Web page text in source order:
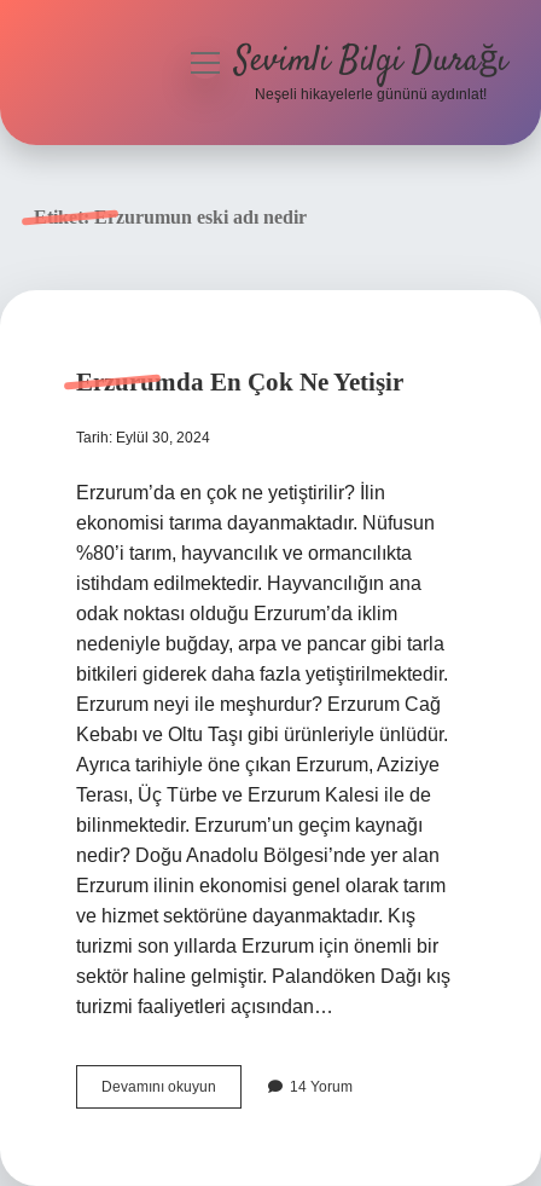
menüyüSevimli Bilgi Durağı
Neşeli hikayelerle gününü aydınlat!
Etiket:Erzurumun eski adı nedir
Erzurumda En Çok Ne Yetişir
Tarih: Eylül 30, 2024
Erzurum’da en çok ne yetiştirilir? İlin
ekonomisi tarıma dayanmaktadır. Nüfusun
%80’i tarım, hayvancılık ve ormancılıkta
istihdam edilmektedir. Hayvancılığın ana
odak noktası olduğu Erzurum’da iklim
nedeniyle buğday, arpa ve pancar gibi tarla
bitkileri giderek daha fazla yetiştirilmektedir.
Erzurum neyi ile meşhurdur? Erzurum Cağ
Kebabı ve Oltu Taşı gibi ürünleriyle ünlüdür.
Ayrıca tarihiyle öne çıkan Erzurum, Aziziye
Terası, Üç Türbe ve Erzurum Kalesi ile de
bilinmektedir. Erzurum’un geçim kaynağı
nedir? Doğu Anadolu Bölgesi’nde yer alan
Erzurum ilinin ekonomisi genel olarak tarım
ve hizmet sektörüne dayanmaktadır. Kış
turizmi son yıllarda Erzurum için önemli bir
sektör haline gelmiştir. Palandöken Dağı kış
turizmi faaliyetleri açısından…
Devamını okuyun Erzurumda
En
14 Yorum